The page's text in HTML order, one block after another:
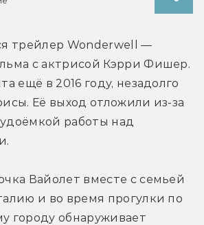
трейлер Wonderwell —
с актрисой Кэрри Фишер.
ещё в 2016 году, незадолго
Её выход отложили из-за
работы над
Вайолет вместе с семьей
и во время прогулки по
городу обнаруживает